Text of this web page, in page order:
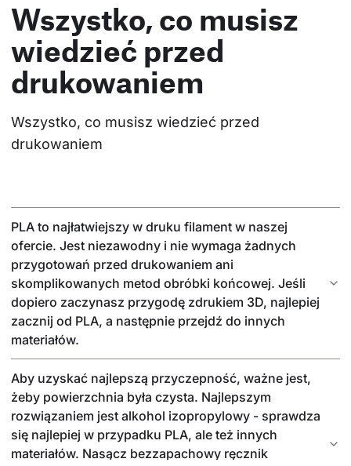
Wszystko, co musisz
wiedzieć przed
drukowaniem
Wszystko, co musisz wiedzieć przed
drukowaniem
PLA to najłatwiejszy w druku filament w naszej
ofercie. Jest niezawodny i nie wymaga żadnych
przygotowań przed drukowaniem ani
skomplikowanych metod obróbki końcowej. Jeśli
dopiero zaczynasz przygodę zdrukiem 3D, najlepiej
zacznij od PLA, a następnie przejdź do innych
materiałów.
Aby uzyskać najlepszą przyczepność, ważne jest,
żeby powierzchnia była czysta. Najlepszym
rozwiązaniem jest alkohol izopropylowy - sprawdza
się najlepiej w przypadku PLA, ale też innych
materiałów. Nasącz bezzapachowy ręcznik